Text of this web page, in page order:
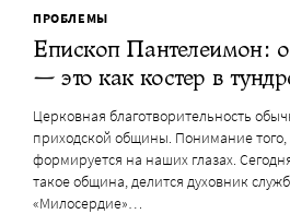
ПРОБЛЕМЫ
Епископ Пантелеимон:
— это как костер в
Церковная благотворительность
приходской общины. Понимание
формируется на наших глазах.
такое община, делится духовник
«Милосердие»…